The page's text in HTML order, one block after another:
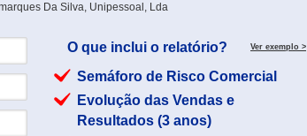
Da Silva, Unipessoal, Lda
O que inclui o relatório? Ver exemplo >
Semáforo de Risco Comercial
Evolução das Vendas e
Resultados (3 anos)